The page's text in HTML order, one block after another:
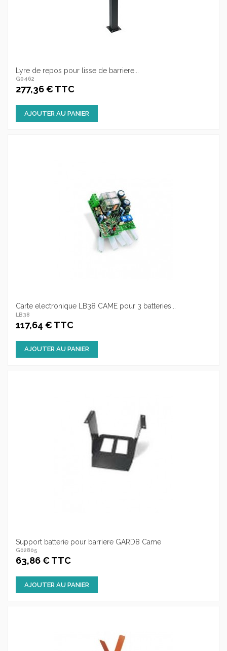
Lyre de repos pour lisse de barriere...
G0462
277,36 € TTC
AJOUTER AU PANIER
Carte electronique LB38 CAME pour 3 batteries...
LB38
117,64 € TTC
AJOUTER AU PANIER
Support batterie pour barriere GARD8 Came
G02805
63,86 € TTC
AJOUTER AU PANIER